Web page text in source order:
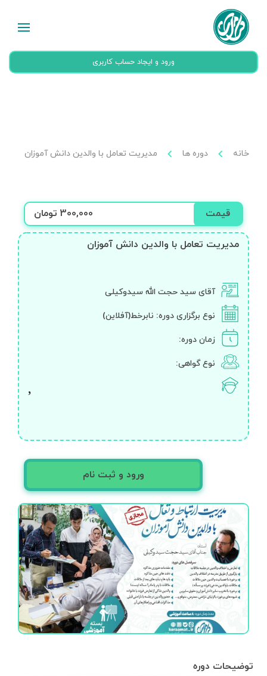
ورود و ایجاد حساب کاربری
خانه دوره ها مدیریت تعامل با والدین دانش آموزان
قیمت 300,000 تومان
مدیریت تعامل با والدین دانش آموزان
آقای سید حجت الله سیدوکیلی
نوع برگزاری دوره: نابرخط(آفلاین)
زمان دوره:
نوع گواهی:
ورود و ثبت نام
توضیحات دوره